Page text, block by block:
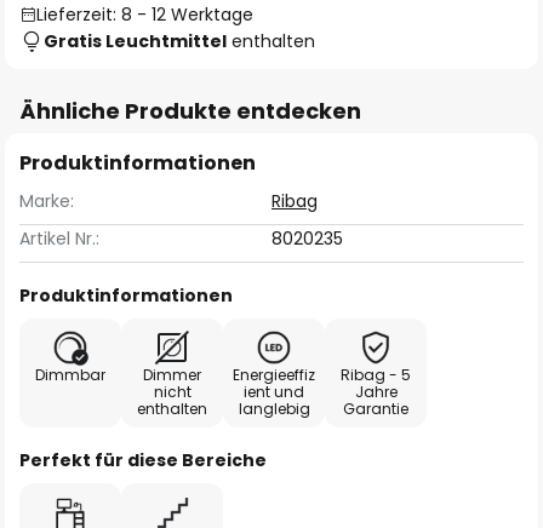
Lieferzeit: 8 - 12 Werktage
Gratis Leuchtmittel enthalten
Ähnliche Produkte entdecken
Produktinformationen
Marke:
Ribag
Artikel Nr.:
8020235
Produktinformationen
Dimmbar
Dimmer
nicht
enthalten
Energieeffiz
ient und
langlebig
Ribag - 5
Jahre
Garantie
Perfekt für diese Bereiche